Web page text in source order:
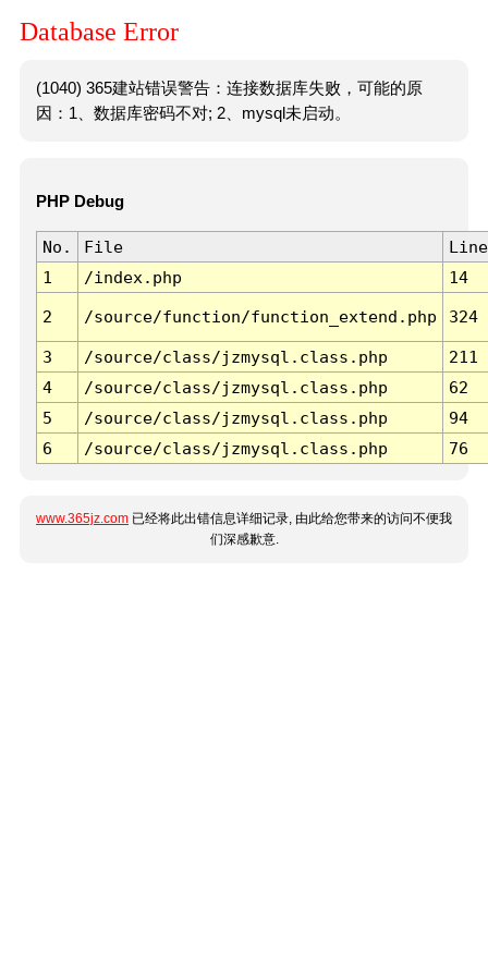
Database Error
(1040) 365建站错误警告：连接数据库失败，可能的原
因：1、数据库密码不对; 2、mysql未启动。
PHP Debug
No. File
Line
1
/index.php 14
2 /source/function/function_extend.php 324
3 /source/class/jzmysql.class.php
211
4
/source/class/jzmysql.class.php
62
5
/source/class/jzmysql.class.php
94
6
/source/class/jzmysql.class.php 76
www.365jz.com 已经将此出错信息详细记录, 由此给您带来的访问不便我
们深感歉意.